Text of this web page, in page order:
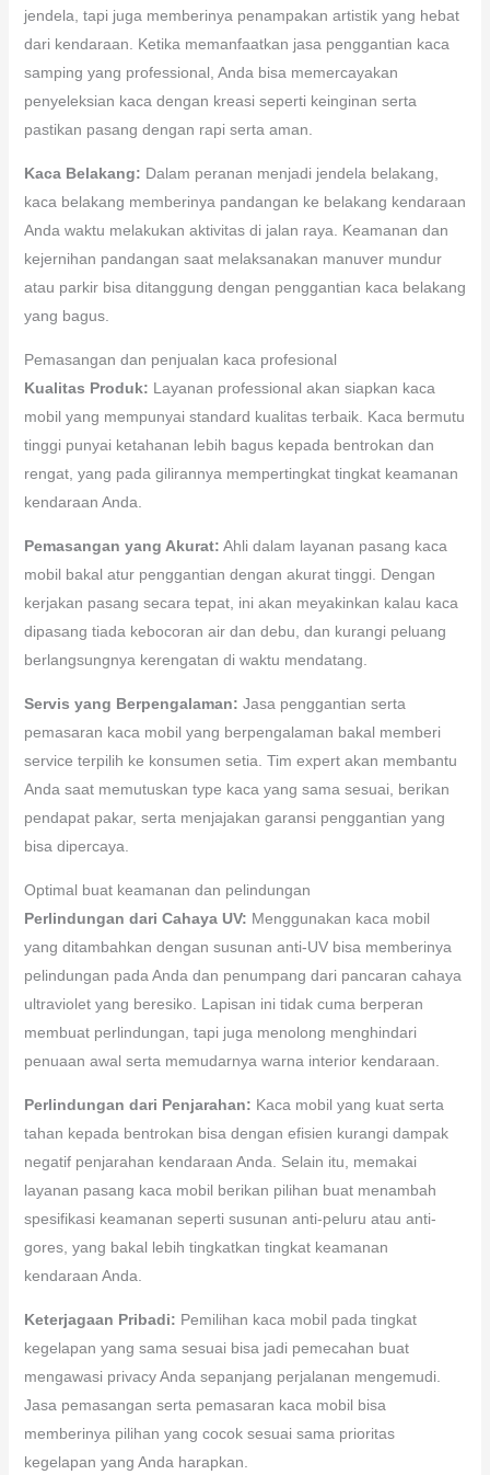
jendela, tapi juga memberinya penampakan artistik yang hebat
dari kendaraan. Ketika memanfaatkan jasa penggantian kaca
samping yang professional, Anda bisa memercayakan
penyeleksian kaca dengan kreasi seperti keinginan serta
pastikan pasang dengan rapi serta aman.
Kaca Belakang: Dalam peranan menjadi jendela belakang,
kaca belakang memberinya pandangan ke belakang kendaraan
Anda waktu melakukan aktivitas di jalan raya. Keamanan dan
kejernihan pandangan saat melaksanakan manuver mundur
atau parkir bisa ditanggung dengan penggantian kaca belakang
yang bagus.
Pemasangan dan penjualan kaca profesional
Kualitas Produk: Layanan professional akan siapkan kaca
mobil yang mempunyai standard kualitas terbaik. Kaca bermutu
tinggi punyai ketahanan lebih bagus kepada bentrokan dan
rengat, yang pada gilirannya mempertingkat tingkat keamanan
kendaraan Anda.
Pemasangan yang Akurat: Ahli dalam layanan pasang kaca
mobil bakal atur penggantian dengan akurat tinggi. Dengan
kerjakan pasang secara tepat, ini akan meyakinkan kalau kaca
dipasang tiada kebocoran air dan debu, dan kurangi peluang
berlangsungnya kerengatan di waktu mendatang.
Servis yang Berpengalaman: Jasa penggantian serta
pemasaran kaca mobil yang berpengalaman bakal memberi
service terpilih ke konsumen setia. Tim expert akan membantu
Anda saat memutuskan type kaca yang sama sesuai, berikan
pendapat pakar, serta menjajakan garansi penggantian yang
bisa dipercaya.
Optimal buat keamanan dan pelindungan
Perlindungan dari Cahaya UV: Menggunakan kaca mobil
yang ditambahkan dengan susunan anti-UV bisa memberinya
pelindungan pada Anda dan penumpang dari pancaran cahaya
ultraviolet yang beresiko. Lapisan ini tidak cuma berperan
membuat perlindungan, tapi juga menolong menghindari
penuaan awal serta memudarnya warna interior kendaraan.
Perlindungan dari Penjarahan: Kaca mobil yang kuat serta
tahan kepada bentrokan bisa dengan efisien kurangi dampak
negatif penjarahan kendaraan Anda. Selain itu, memakai
layanan pasang kaca mobil berikan pilihan buat menambah
spesifikasi keamanan seperti susunan anti-peluru atau anti-
gores, yang bakal lebih tingkatkan tingkat keamanan
kendaraan Anda.
Keterjagaan Pribadi: Pemilihan kaca mobil pada tingkat
kegelapan yang sama sesuai bisa jadi pemecahan buat
mengawasi privacy Anda sepanjang perjalanan mengemudi.
Jasa pemasangan serta pemasaran kaca mobil bisa
memberinya pilihan yang cocok sesuai sama prioritas
kegelapan yang Anda harapkan.